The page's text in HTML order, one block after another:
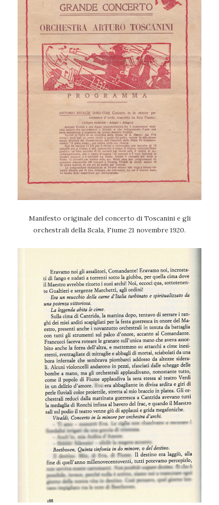
Manifesto originale del concerto di Toscanini e gli
orchestrali della Scala, Fiume 21 novembre 1920.